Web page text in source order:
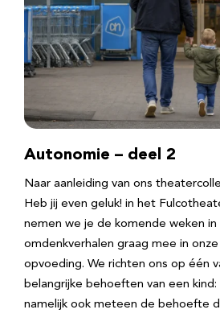
Autonomie – deel 2
Naar aanleiding van ons
Heb jij even geluk! in het
nemen we je de komende weken in
omdenkverhalen graag mee in
opvoeding. We richten ons op één
belangrijke behoeften van een
namelijk ook meteen de behoefte